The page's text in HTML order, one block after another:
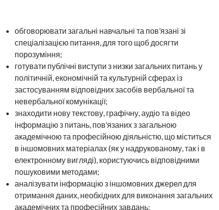
обговорювати загальні навчальні та пов’язані зі
спеціалізацією питання, для того щоб досягти
порозуміння;
готувати публічні виступи з низки загальних питань у
політичній, економічній та культурній сферах із
застосуванням відповідних засобів вербальної та
невербальної комунікації;
знаходити нову текстову, графічну, аудіо та відео
інформацію з питань, пов’язаних з загальною
академічною та професійною діяльністю, що міститься
в іншомовних матеріалах (як у надрукованому, так і в
електронному вигляді), користуючись відповідними
пошуковими методами;
аналізувати інформацію з іншомовних джерел для
отримання даних, необхідних для виконання загальних
академічних та професійних завдань;